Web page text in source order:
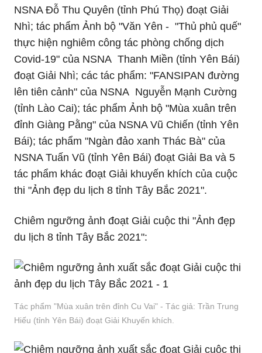
NSNA Đỗ Thu Quyên (tỉnh Phú Thọ) đoạt Giải
Nhì; tác phẩm Ảnh bộ "Văn Yên - "Thủ phủ quế"
thực hiện nghiêm công tác phòng chống dịch
Covid-19" của NSNA Thanh Miền (tỉnh Yên Bái)
đoạt Giải Nhì; các tác phẩm: "FANSIPAN đường
lên tiên cảnh" của NSNA Nguyễn Mạnh Cường
(tỉnh Lào Cai); tác phẩm Ảnh bộ "Mùa xuân trên
đỉnh Giàng Pằng" của NSNA Vũ Chiến (tỉnh Yên
Bái); tác phẩm "Ngàn đảo xanh Thác Bà" của
NSNA Tuấn Vũ (tỉnh Yên Bái) đoạt Giải Ba và 5
tác phẩm khác đoạt Giải khuyến khích của cuộc
thi "Ảnh đẹp du lịch 8 tỉnh Tây Bắc 2021".
Chiêm ngưỡng ảnh đoạt Giải cuộc thi "Ảnh đẹp
du lịch 8 tỉnh Tây Bắc 2021":
Tác phẩm "Mùa xuân trên đỉnh Cu Vai" - Tác giả: Trần Trung
Hiếu (tỉnh Yên Bái) đoạt Giải Khuyến khích.